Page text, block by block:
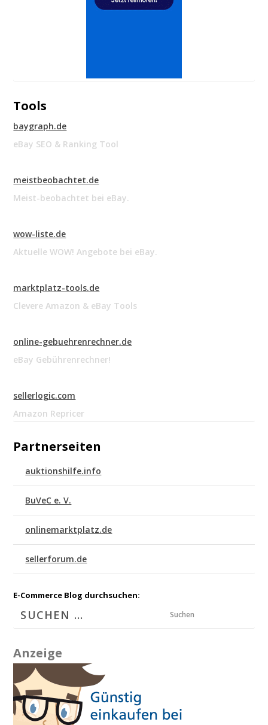
Tools
baygraph.de
eBay SEO & Ranking Tool
meistbeobachtet.de
Meist-beobachtet bei eBay.
wow-liste.de
Aktuelle WOW! Angebote bei eBay.
marktplatz-tools.de
Clevere Amazon & eBay Tools
online-gebuehrenrechner.de
eBay Gebührenrechner!
sellerlogic.com
Amazon Repricer
Partnerseiten
auktionshilfe.info
BuVeC e. V.
onlinemarktplatz.de
sellerforum.de
E-Commerce Blog durchsuchen:
Suchen
Anzeige